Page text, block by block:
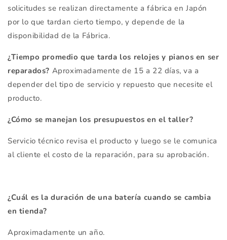
solicitudes se realizan directamente a fábrica en Japón
por lo que tardan cierto tiempo, y depende de la
disponibilidad de la Fábrica.
¿Tiempo promedio que tarda los relojes y pianos en ser
reparados? Aproximadamente de 15 a 22 días, va a
depender del tipo de servicio y repuesto que necesite el
producto.
¿Cómo se manejan los presupuestos en el taller?
Servicio técnico revisa el producto y luego se le comunica
al cliente el costo de la reparación, para su aprobación.
¿Cuál es la duración de una batería cuando se cambia
en tienda?
Aproximadamente un año.